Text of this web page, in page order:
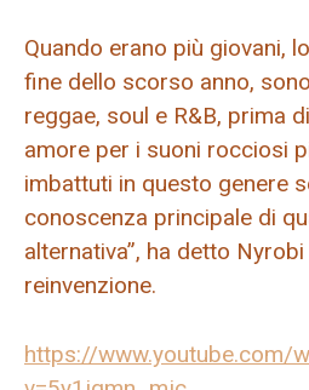
Quando erano più giovani,
fine dello scorso anno,
reggae, soul e R&B, prima
amore per i suoni rocciosi
imbattuti in questo genere
conoscenza principale di
alternativa”, ha detto
reinvenzione.
https://www.youtube.com/